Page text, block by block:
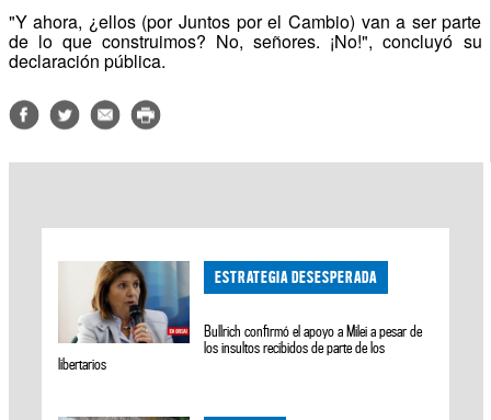
"Y ahora, ¿ellos (por Juntos por el Cambio) van a ser parte
de lo que construimos? No, señores. ¡No!", concluyó su
declaración pública.
ESTRATEGIA DESESPERADA
Bullrich confirmó el apoyo a Milei a pesar de
los insultos recibidos de parte de los
libertarios